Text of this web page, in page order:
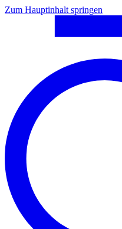
Zum Hauptinhalt springen